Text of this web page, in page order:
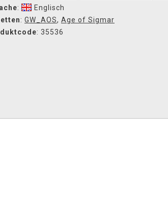
:
Englisch
: GW_AOS, Age of Sigmar
: 35536